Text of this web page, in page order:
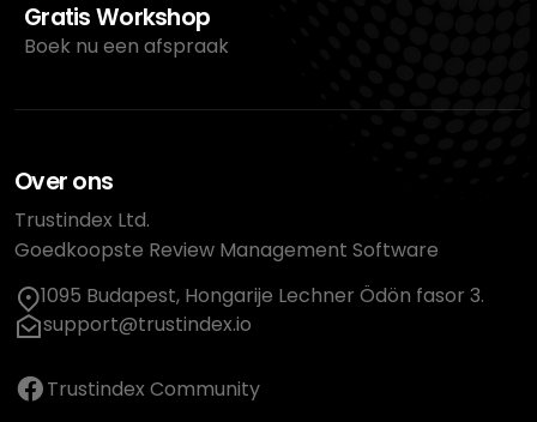
Gratis Workshop
Boek nu een afspraak
Over ons
Trustindex Ltd.
Goedkoopste Review Management Software
1095 Budapest, Hongarije Lechner Ödön fasor 3.
support@trustindex.io
Trustindex Community